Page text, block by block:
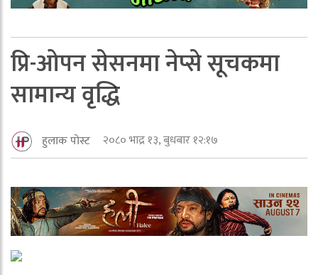
प्रि-ओपन सेसनमा नेप्से सूचकमा
सामान्य वृद्धि
हुलाक पोस्ट २०८० भाद्र १३, बुधबार १२:१७